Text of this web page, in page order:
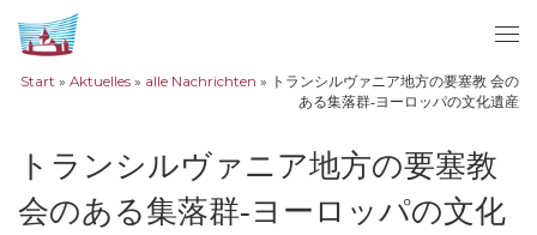
Zum Inhalt springen
Start » Aktuelles » alle Nachrichten » トランシルヴァニア地方の要塞教 会の
ある集落群‐ヨーロッパの文化遺産
トランシルヴァニア地方の要塞教
会のある集落群‐ヨーロッパの文化